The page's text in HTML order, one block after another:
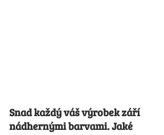
Snad každý váš výrobek září
nádhernými barvami. Jaké